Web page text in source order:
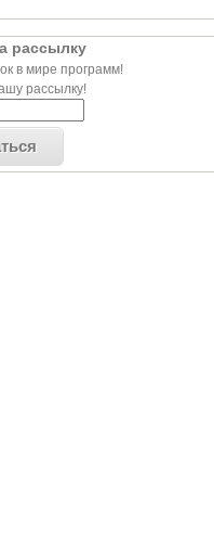
рассылку
в мире программ!
рассылку!